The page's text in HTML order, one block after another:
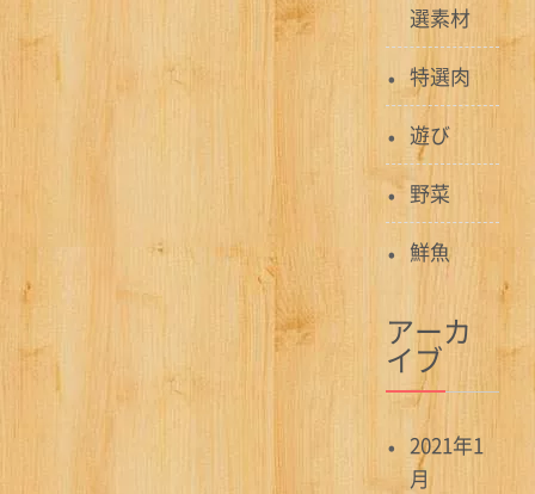
シ
ョ
選素材
特選肉
遊び
野菜
鮮魚
アーカ
イブ
2021年1
月